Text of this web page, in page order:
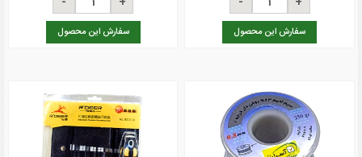
سفارش این محصول سفارش این محصول